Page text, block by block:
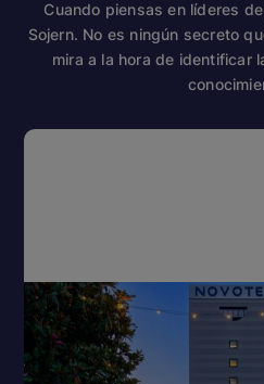
Cuando piensas en líderes
Sojern. No es ningún secreto
mira a la hora de identificar